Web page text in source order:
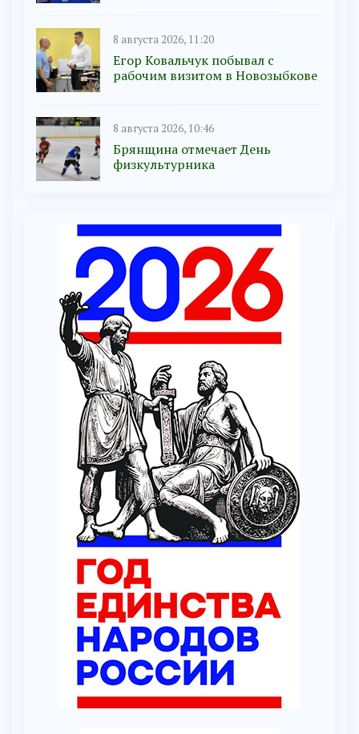
8 августа 2026, 11:20
Егор Ковальчук побывал с
рабочим визитом в Новозыбкове
8 августа 2026, 10:46
Брянщина отмечает День
физкультурника